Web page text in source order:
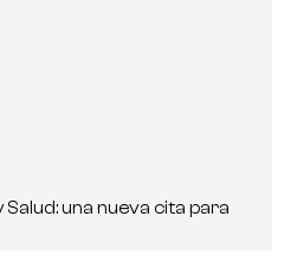
una nueva cita para